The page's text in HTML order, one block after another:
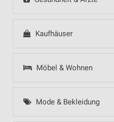
Kaufhäuser
Möbel & Wohnen
Mode & Bekleidung